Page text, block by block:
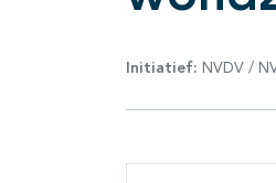
Initiatief: NVDV /